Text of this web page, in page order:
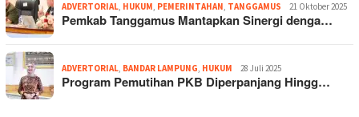
ADVERTORIAL, HUKUM, PEMERINTAHAN, TANGGAMUS 21 Oktober 2025
Pemkab Tanggamus Mantapkan Sinergi denga…
ADVERTORIAL, BANDAR LAMPUNG, HUKUM 28 Juli 2025
Program Pemutihan PKB Diperpanjang Hingg…